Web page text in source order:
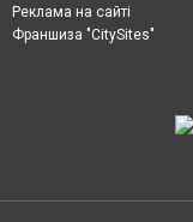
Реклама на сайті
Франшиза "CitySites"